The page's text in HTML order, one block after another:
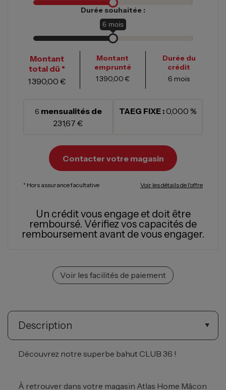
Durée souhaitée :
6 mois
Montant
total dû *
1 390,00 €
Montant
emprunté
1 390,00 €
Durée du
crédit
6 mois
6 mensualités de
231,67 €
TAEG FIXE :0,000 %
Contacter votre magasin
* Hors assurance facultative Voir les détails de l'offre
Un crédit vous engage et doit être
remboursé. Vérifiez vos capacités de
remboursement avant de vous engager.
Voir les facilités de paiement
Description
Découvrez notre superbe bahut CLUB 36 !
À retrouver dans votre magasin Atlas Home Mâcon